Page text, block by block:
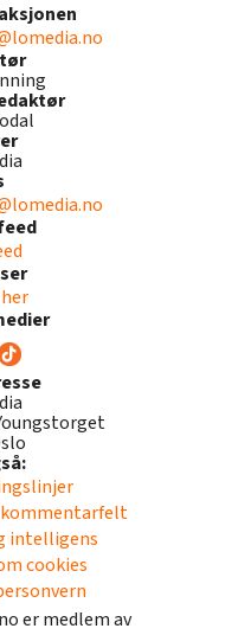
kommentarfelt
intelligens
cookies
er medlem av